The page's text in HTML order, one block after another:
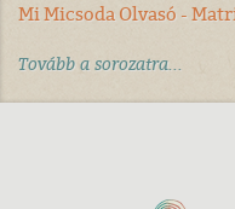
Mi Micsoda Olvasó -
Tovább a sorozatra...